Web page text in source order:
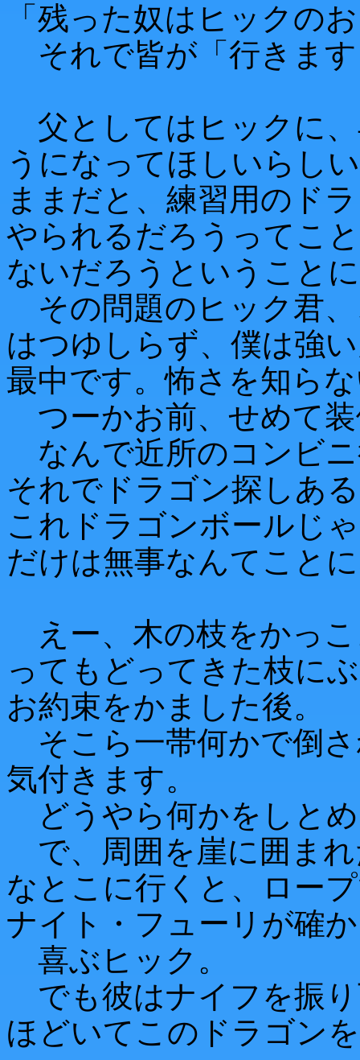
「残った奴はヒックの
それで皆が「行きま
父としてはヒックに
うになってほしいらし
ままだと、練習用のド
やられるだろうってこ
ないだろうということ
その問題のヒック君
はつゆしらず、僕は強
最中です。怖さを知ら
つーかお前、せめて
なんで近所のコンビ
それでドラゴン探しあ
これドラゴンボールじ
だけは無事なんてこと
えー、木の枝をかっ
ってもどってきた枝に
お約束をかました後。
そこら一帯何かで倒
気付きます。
どうやら何かをしと
で、周囲を崖に囲ま
なとこに行くと、ロー
ナイト・フューリが確
喜ぶヒック。
でも彼はナイフを振
ほどいてこのドラゴン